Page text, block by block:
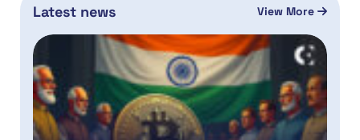
Latest news View More